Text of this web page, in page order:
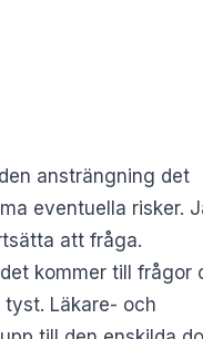
ansträngning det
eventuella risker.
att fråga.
kommer till frågor
Läkare- och